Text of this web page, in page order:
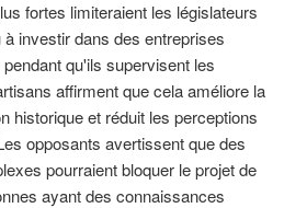
fortes limiteraient les législateurs
investir dans des entreprises
qu'ils supervisent les
affirment que cela améliore la
historique et réduit les perceptions
opposants avertissent que des
pourraient bloquer le projet de
ayant des connaissances